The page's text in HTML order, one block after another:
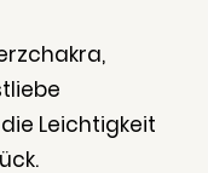
Leichtigkeit